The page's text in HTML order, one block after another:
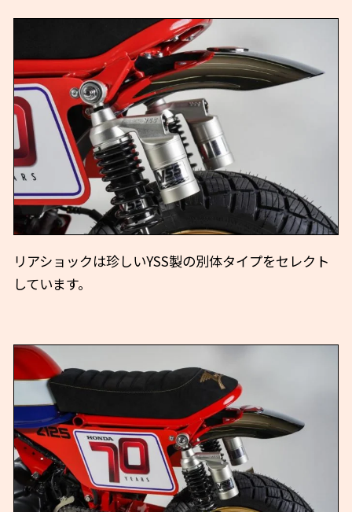
リアショックは珍しいYSS製の別体タイプをセレクト
しています。